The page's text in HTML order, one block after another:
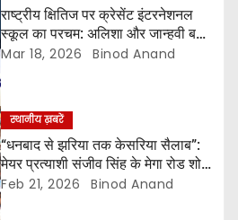
राष्ट्रीय क्षितिज पर क्रेसेंट इंटरनेशनल
स्कूल का परचम: अलिशा और जान्हवी बनीं
CBSE रीडिंग चैलेंज की नेशनल विनर
Mar 18, 2026 Binod Anand
स्थानीय ख़बरें
“धनबाद से झरिया तक केसरिया सैलाब”:
मेयर प्रत्याशी संजीव सिंह के मेगा रोड शो ने
दिखाई ताकत, थमी शहर की रफ्तार
Feb 21, 2026 Binod Anand